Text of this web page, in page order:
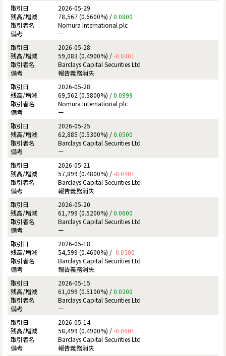
2026-05-29
78,567 (0.6600%) /0.0800
Nomura International plc
ー
2026-05-28
59,083 (0.4900%) /-0.0401
Barclays Capital Securities Ltd
報告義務消失
2026-05-28
69,562 (0.5800%) /0.0999
Nomura International plc
ー
2026-05-25
62,885 (0.5300%) /0.0500
Barclays Capital Securities Ltd
ー
2026-05-21
57,899 (0.4800%) /-0.0401
Barclays Capital Securities Ltd
報告義務消失
2026-05-20
61,799 (0.5200%) /0.0600
Barclays Capital Securities Ltd
ー
2026-05-18
54,599 (0.4600%) /-0.0500
Barclays Capital Securities Ltd
報告義務消失
2026-05-15
61,099 (0.5100%) /0.0200
Barclays Capital Securities Ltd
ー
2026-05-14
58,499 (0.4900%) /-0.0601
Barclays Capital Securities Ltd
報告義務消失